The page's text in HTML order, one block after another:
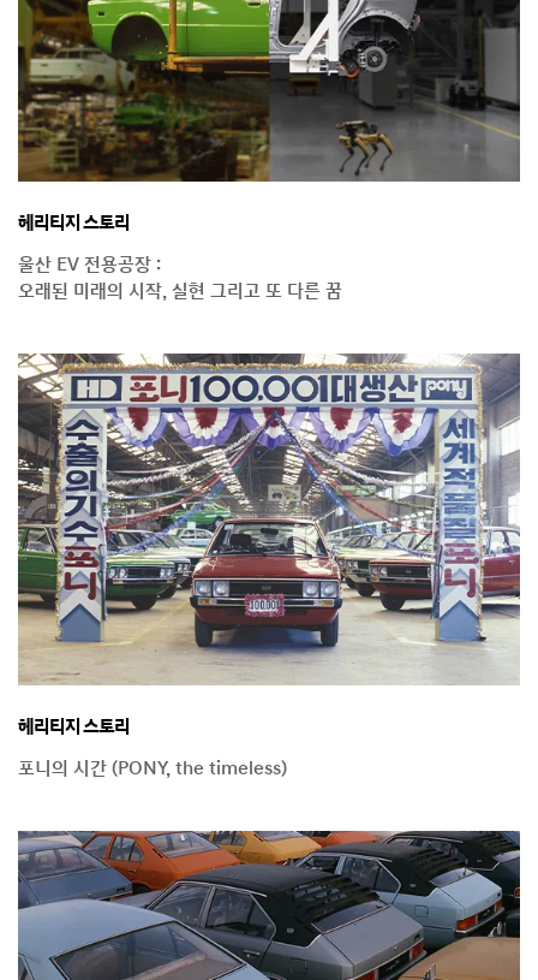
헤리티지 스토리
울산 EV 전용공장 :
오래된 미래의 시작, 실현 그리고 또 다른 꿈
헤리티지 스토리
포니의 시간 (PONY, the timeless)